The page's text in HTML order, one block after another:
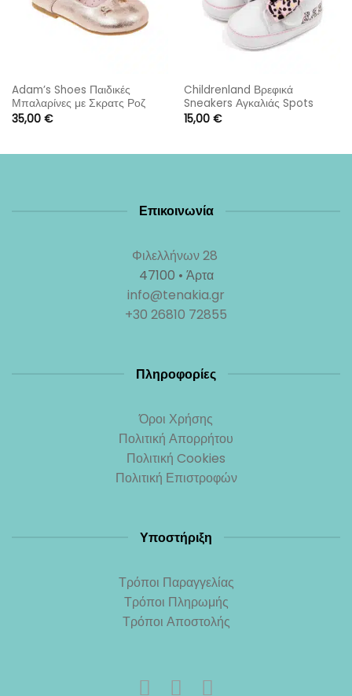
Adam’s Shoes Παιδικές
Μπαλαρίνες με Σκρατς Ροζ
Χρυσό
35,00 €
Childrenland Βρεφικά
Sneakers Αγκαλιάς Spots
15,00 €
Επικοινωνία
Φιλελλήνων 28
47100 • Άρτα
info@tenakia.gr
+30 26810 72855
Πληροφορίες
Όροι Χρήσης
Πολιτική Απορρήτου
Πολιτική Cookies
Πολιτική Επιστροφών
Υποστήριξη
Τρόποι Παραγγελίας
Τρόποι Πληρωμής
Τρόποι Αποστολής